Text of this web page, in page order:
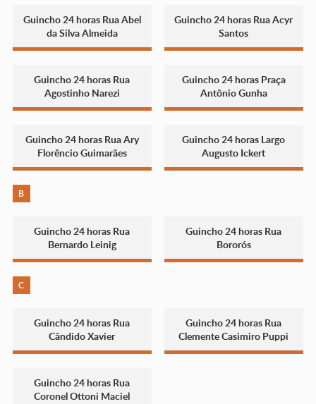
Guincho 24 horas Rua Abel
da Silva Almeida
Guincho 24 horas Rua Acyr
Santos
Guincho 24 horas Rua
Agostinho Narezi
Guincho 24 horas Praça
Antônio Gunha
Guincho 24 horas Rua Ary
Florêncio Guimarães
Guincho 24 horas Largo
Augusto Ickert
B
Guincho 24 horas Rua
Bernardo Leinig
Guincho 24 horas Rua
Bororós
C
Guincho 24 horas Rua
Cândido Xavier
Guincho 24 horas Rua
Clemente Casimiro Puppi
Guincho 24 horas Rua
Coronel Ottoni Maciel